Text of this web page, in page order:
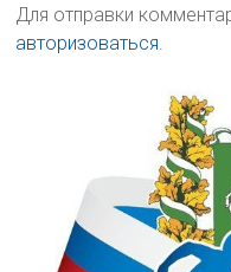
Для отправки
авторизоваться.